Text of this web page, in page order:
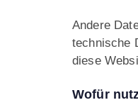
Andere
technische
diese
Wofür